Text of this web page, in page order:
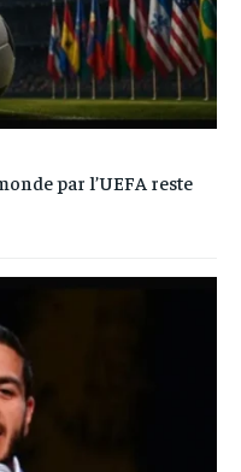
par l’UEFA reste